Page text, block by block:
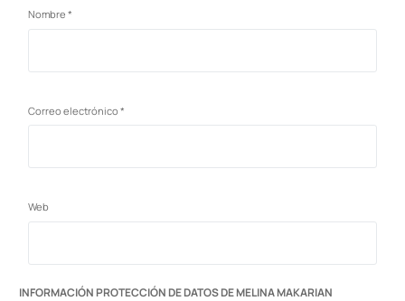
Nombre*
Correo electrónico*
Web
INFORMACIÓN PROTECCIÓN DE DATOS DE MELINA MAKARIAN